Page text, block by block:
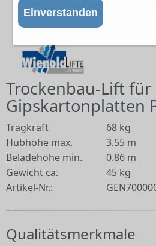
Einverstanden
Abbildung kann
Trockenbau-Lift für
Gipskartonplatten
Tragkraft
68 kg
Hubhöhe max.
3.55 m
Beladehöhe min.
0.86 m
Gewicht ca.
45 kg
Artikel-Nr.:
Qualitätsmerkmale